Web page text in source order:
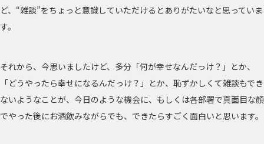
ど、“雑談”をちょっと意識していただけるとありがたいなと思っていま
す。
それから、今思いましたけど、多分「何が幸せなんだっけ？」とか、
「どうやったら幸せになるんだっけ？」とか、恥ずかしくて雑談もでき
ないようなことが、今日のような機会に、もしくは各部署で真面目な顔
でやった後にお酒飲みながらでも、できたらすごく面白いと思います。